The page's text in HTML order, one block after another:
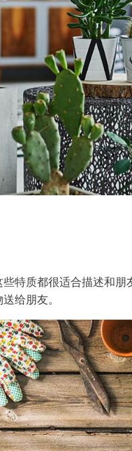
特质都很适合描述和
给朋友。